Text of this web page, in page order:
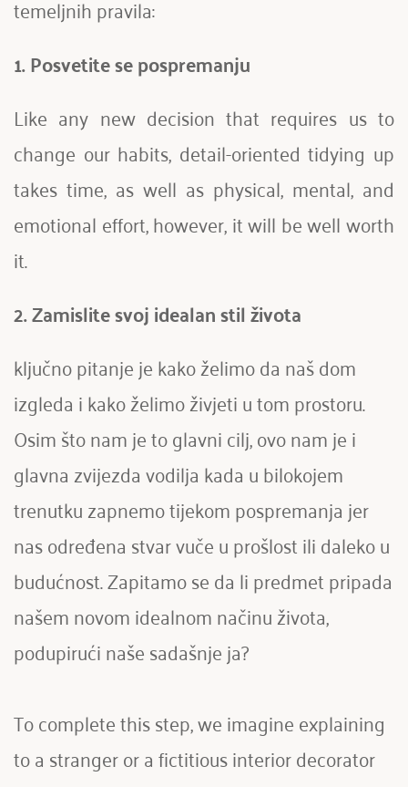
temeljnih pravila:
1. Posvetite se pospremanju
Like any new decision that requires us to
change our habits, detail-oriented tidying up
takes time, as well as physical, mental, and
emotional effort, however, it will be well worth
it.
2.Zamislite svoj idealan stil života
ključno pitanje je kako želimo da naš dom
izgleda i kako želimo živjeti u tom prostoru.
Osim što nam je to glavni cilj, ovo nam je i
glavna zvijezda vodilja kada u bilokojem
trenutku zapnemo tijekom pospremanja jer
nas određena stvar vuče u prošlost ili daleko u
budućnost. Zapitamo se da li predmet pripada
našem novom idealnom načinu života,
podupirući naše sadašnje ja?
To complete this step, we imagine explaining
to a stranger or a fictitious interior decorator